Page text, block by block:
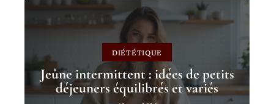
DIÉTÉTIQUE
Jeûne intermittent : idées de petits
déjeuners équilibrés et variés